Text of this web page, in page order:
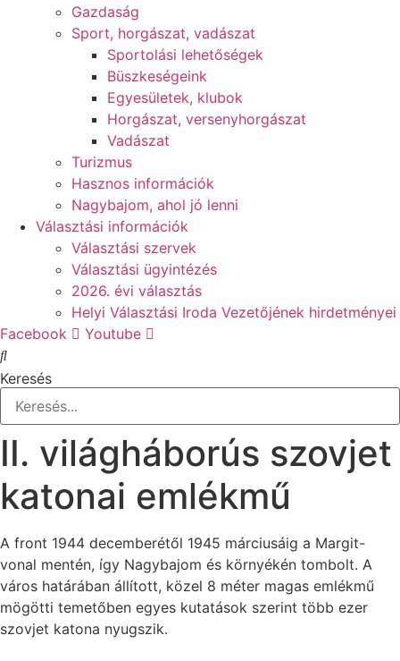
Gazdaság
Sport, horgászat, vadászat
Sportolási lehetőségek
Büszkeségeink
Egyesületek, klubok
Horgászat, versenyhorgászat
Vadászat
Turizmus
Hasznos információk
Nagybajom, ahol jó lenni
Választási információk
Választási szervek
Választási ügyintézés
2026. évi választás
Helyi Választási Iroda Vezetőjének hirdetményei
Facebook
Youtube
Keresés
II. világháborús szovjet
katonai emlékmű
A front 1944 decemberétől 1945 márciusáig a Margit-
vonal mentén, így Nagybajom és környékén tombolt. A
város határában állított, közel 8 méter magas emlékmű
mögötti temetőben egyes kutatások szerint több ezer
szovjet katona nyugszik.